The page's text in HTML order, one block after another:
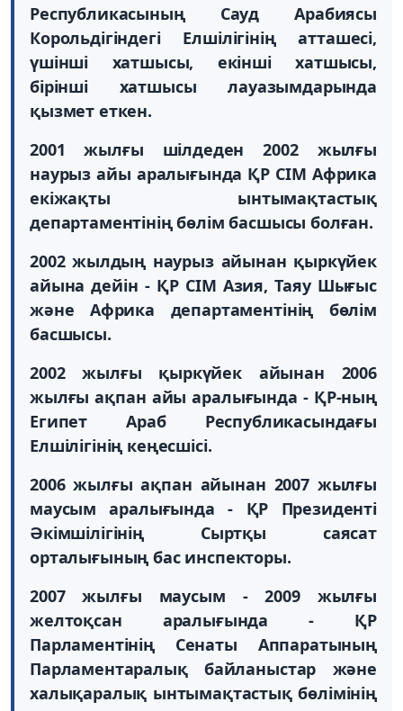
Республикасының Сауд Арабиясы
Корольдігіндегі Елшілігінің атташесі,
үшінші хатшысы, екінші хатшысы,
бірінші хатшысы лауазымдарында
қызмет еткен.
2001 жылғы шілдеден 2002 жылғы
наурыз айы аралығында ҚР СІМ Африка
екіжақты ынтымақтастық
департаментінің бөлім басшысы болған.
2002 жылдың наурыз айынан қыркүйек
айына дейін - ҚР СІМ Азия, Таяу Шығыс
және Африка департаментінің бөлім
басшысы.
2002 жылғы қыркүйек айынан 2006
жылғы ақпан айы аралығында - ҚР-ның
Египет Араб Республикасындағы
Елшілігінің кеңесшісі.
2006 жылғы ақпан айынан 2007 жылғы
маусым аралығында - ҚР Президенті
Әкімшілігінің Сыртқы саясат
орталығының бас инспекторы.
2007 жылғы маусым - 2009 жылғы
желтоқсан аралығында - ҚР
Парламентінің Сенаты Аппаратының
Парламентаралық байланыстар және
халықаралық ынтымақтастық бөлімінің